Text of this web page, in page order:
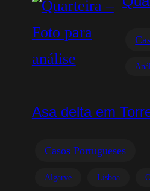
Asa delta em
Casos Portugueses
Algarve Lisboa